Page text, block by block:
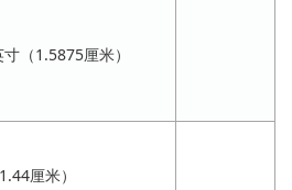
（1.5875厘米）
厘米）